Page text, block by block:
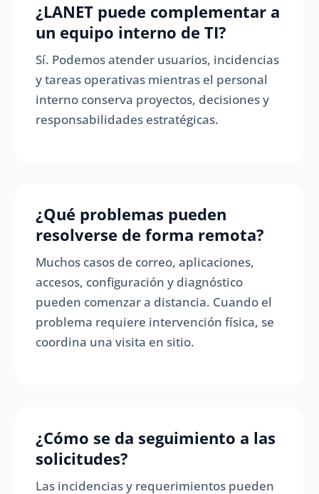
¿LANET puede complementar a
un equipo interno de TI?
Sí. Podemos atender usuarios, incidencias
y tareas operativas mientras el personal
interno conserva proyectos, decisiones y
responsabilidades estratégicas.
¿Qué problemas pueden
resolverse de forma remota?
Muchos casos de correo, aplicaciones,
accesos, configuración y diagnóstico
pueden comenzar a distancia. Cuando el
problema requiere intervención física, se
coordina una visita en sitio.
¿Cómo se da seguimiento a las
solicitudes?
Las incidencias y requerimientos pueden